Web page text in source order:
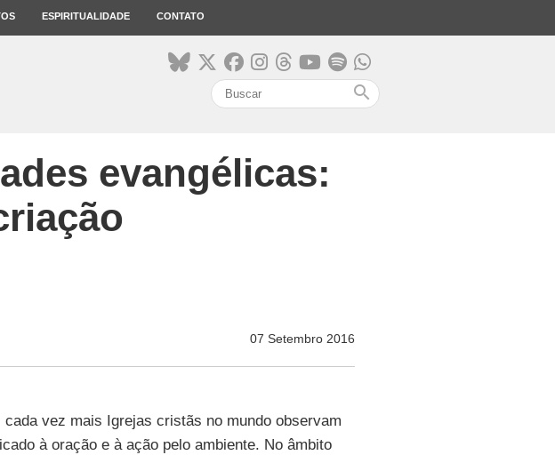
ESPIRITUALIDADE CONTATO
search
evangélicas:
07 Setembro 2016
vez mais Igrejas cristãs no mundo observam
à oração e à ação pelo ambiente. No âmbito